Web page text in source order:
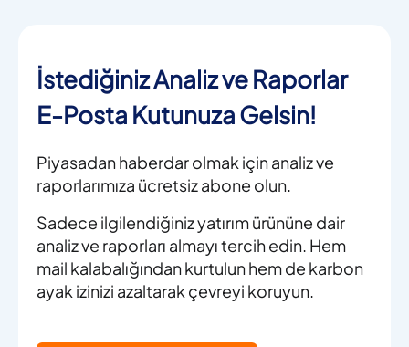
İstediğiniz Analiz ve Raporlar
E-Posta Kutunuza Gelsin!
Piyasadan haberdar olmak için analiz ve
raporlarımıza ücretsiz abone olun.
Sadece ilgilendiğiniz yatırım ürününe dair
analiz ve raporları almayı tercih edin. Hem
mail kalabalığından kurtulun hem de karbon
ayak izinizi azaltarak çevreyi koruyun.